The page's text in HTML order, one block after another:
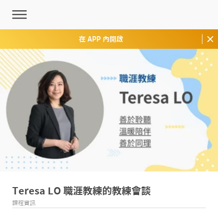
在 APP 內開啟
Teresa LO 職涯教練的教練會談
課程資訊